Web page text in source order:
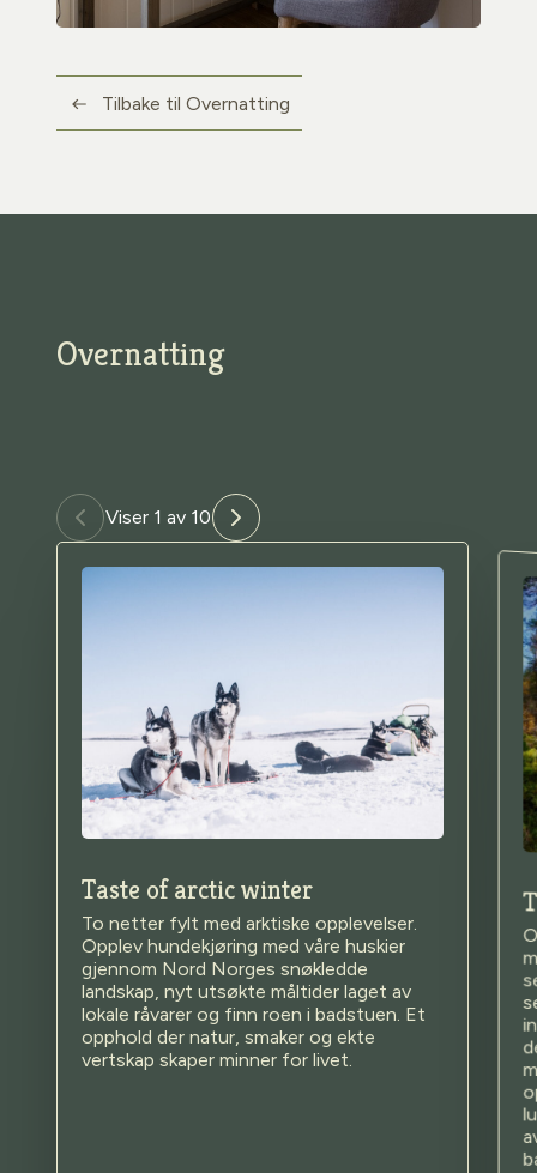
Tilbake til Overnatting
Overnatting
Viser 1 av 10
Taste of arctic winter
To netter fylt med arktiske opplevelser.
Opplev hundekjøring med våre huskier
gjennom Nord Norges snøkledde
landskap, nyt utsøkte måltider laget av
lokale råvarer og finn roen i badstuen. Et
opphold der natur, smaker og ekte
vertskap skaper minner for livet.